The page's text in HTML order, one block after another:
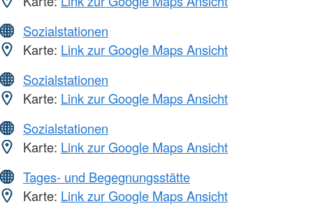
Sozialstationen
Karte: Link zur Google Maps Ansicht
Sozialstationen
Karte: Link zur Google Maps Ansicht
Sozialstationen
Karte: Link zur Google Maps Ansicht
Tages- und Begegnungsstätte
Karte: Link zur Google Maps Ansicht